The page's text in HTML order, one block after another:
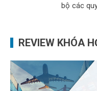
bộ các
REVIEW KHÓA